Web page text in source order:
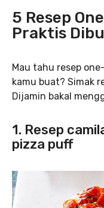
5 Resep
Praktis
Mau tahu resep
kamu buat? Simak
Dijamin bakal
1. Resep
pizza puff